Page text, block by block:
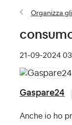
Organizza
‎21-09-2024
Gaspare24
Anche io ho